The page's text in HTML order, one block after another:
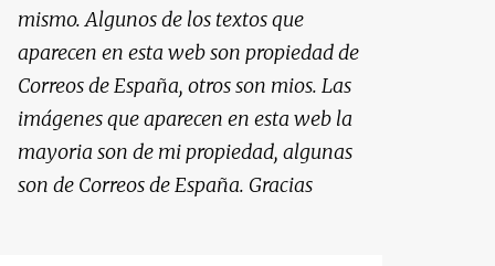
mismo. Algunos de los textos que
aparecen en esta web son propiedad de
Correos de España, otros son mios. Las
imágenes que aparecen en esta web la
mayoria son de mi propiedad, algunas
son de Correos de España. Gracias